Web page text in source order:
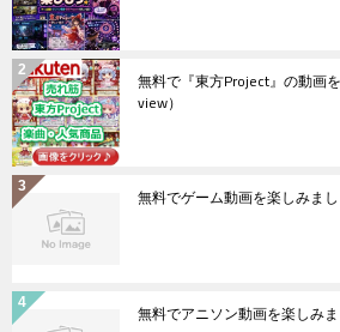
無料で『東方Project』の動画
view）
無料でゲーム動画を楽しみま
無料でアニソン動画を楽しみ